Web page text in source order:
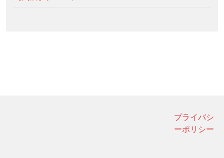
プライバシ
ーポリシー